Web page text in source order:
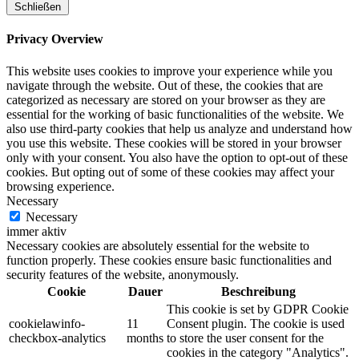
Schließen
Privacy Overview
This website uses cookies to improve your experience while you
navigate through the website. Out of these, the cookies that are
categorized as necessary are stored on your browser as they are
essential for the working of basic functionalities of the website. We
also use third-party cookies that help us analyze and understand how
you use this website. These cookies will be stored in your browser
only with your consent. You also have the option to opt-out of these
cookies. But opting out of some of these cookies may affect your
browsing experience.
Necessary
Necessary
immer aktiv
Necessary cookies are absolutely essential for the website to
function properly. These cookies ensure basic functionalities and
security features of the website, anonymously.
Cookie
Dauer Beschreibung
cookielawinfo-
checkbox-analytics
11
months
This cookie is set by GDPR Cookie
Consent plugin. The cookie is used
to store the user consent for the
cookies in the category "Analytics".